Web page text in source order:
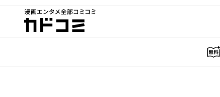
漫画エンタメ全部コミコミ
カドコミ